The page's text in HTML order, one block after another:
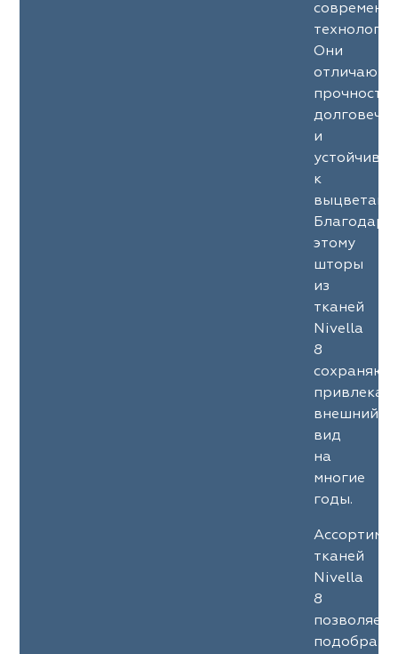
Они
и
к
Благодаря
этому
шторы
из
тканей
Nivella
8
сохраняют
внешний
вид
на
многие
годы.
тканей
Nivella
8
позволяет
подобрать